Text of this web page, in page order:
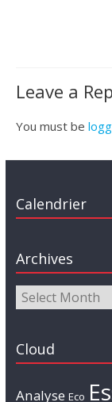
Leave a
You must be
Calendrier
Archives
Cloud
Analyse Eco